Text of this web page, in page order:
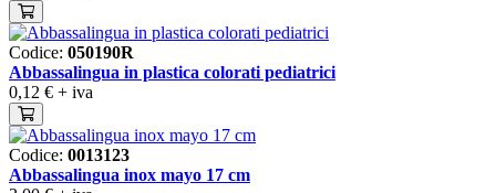
Codice: 050190R
Abbassalingua in plastica colorati pediatrici
0,12 € + iva
Codice: 0013123
Abbassalingua inox mayo 17 cm